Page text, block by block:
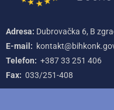
Adresa: Dubrovačka 6, B
E-mail:
Telefon: +387‌ 33‌ 251‌ 406
Fax: 033/251-408